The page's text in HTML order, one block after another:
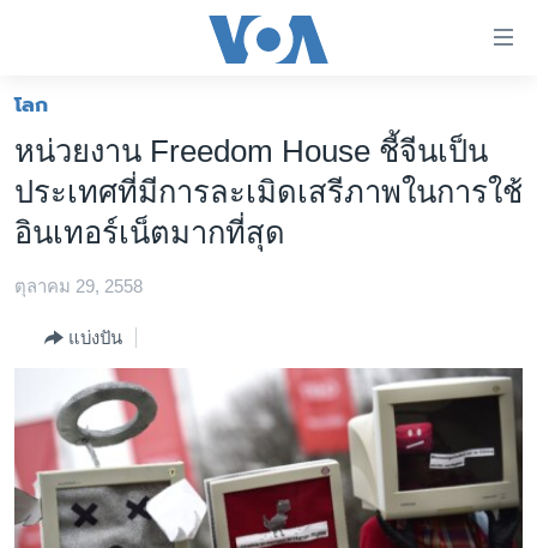
ต่อ
ไป
เนื้อหา
หลัก
ไป
การ
ค้นหา
โลก
เอเชีย
ไทย
ธุรกิจ
วิทยาศาสตร์
สังคมและสุขภาพ
ไลฟ์สไตล์
ตรวจสอบข่าว
โลก
หน่วยงาน Freedom House ชี้จีนเป็น
ประเทศที่มีการละเมิดเสรีภาพในการใช้
อินเทอร์เน็ตมากที่สุด
ตุลาคม 29, 2558
แบ่งปัน